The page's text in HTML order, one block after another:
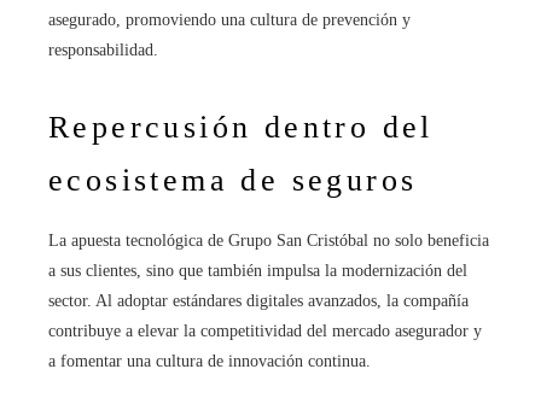
asegurado, promoviendo una cultura de prevención y
responsabilidad.
Repercusión dentro del
ecosistema de seguros
La apuesta tecnológica de Grupo San Cristóbal no solo beneficia
a sus clientes, sino que también impulsa la modernización del
sector. Al adoptar estándares digitales avanzados, la compañía
contribuye a elevar la competitividad del mercado asegurador y
a fomentar una cultura de innovación continua.